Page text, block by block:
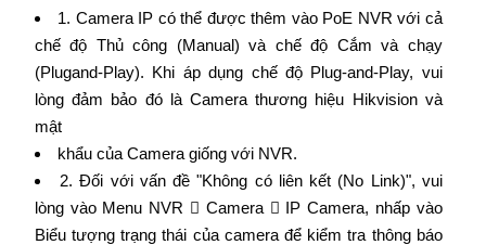
1. Camera IP có thể được thêm vào PoE NVR với cả
chế độ Thủ công (Manual) và chế độ Cắm và chạy
(Plugand-Play). Khi áp dụng chế độ Plug-and-Play, vui
lòng đảm bảo đó là Camera thương hiệu Hikvision và
mật
khẩu của Camera giống với NVR.
2. Đối với vấn đề "Không có liên kết (No Link)", vui
lòng vào Menu NVR  Camera  IP Camera, nhấp vào
Biểu tượng trạng thái của camera để kiểm tra thông báo